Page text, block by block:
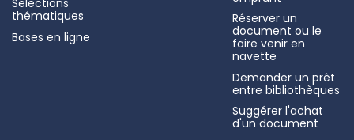
Sélections
thématiques
Bases en ligne
Réserver un
document ou le
faire venir en
navette
Demander un prêt
entre bibliothèques
Suggérer l'achat
d'un document